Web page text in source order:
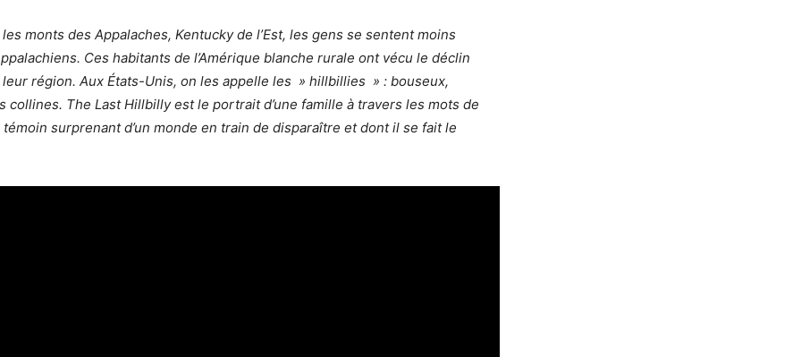
monts des Appalaches, Kentucky de l’Est, les gens se sentent moins
Ces habitants de l’Amérique blanche rurale ont vécu le déclin
région. Aux États-Unis, on les appelle les » hillbillies » : bouseux,
collines. The Last Hillbilly est le portrait d’une famille à travers les mots de
témoin surprenant d’un monde en train de disparaître et dont il se fait le